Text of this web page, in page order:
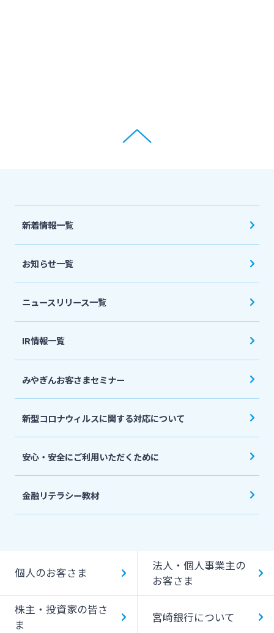
新着情報一覧
お知らせ一覧
ニュースリリース一覧
IR情報一覧
みやぎんお客さまセミナー
新型コロナウィルスに関する対応について
安心・安全にご利用いただくために
金融リテラシー教材
個人のお客さま
法人・個人事業主の
お客さま
株主・投資家の皆さ
ま
宮崎銀行について